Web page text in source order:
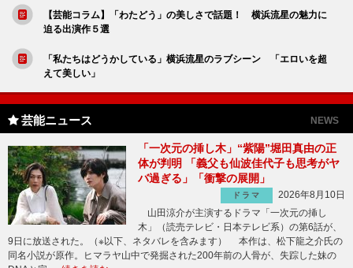
【芸能コラム】「わたどう」の美しさで話題！ 横浜流星の魅力に
迫る出演作５選
「私たちはどうかしている」横浜流星のラブシーン 「エロいを超
えて美しい」
芸能ニュース NEWS
「一次元の挿し木」“紫陽”堀田真由の正
体が判明 「義父も仙波佳代子も思考がヤ
バ過ぎる」「衝撃の展開」
ドラマ
2026年8月10日
山田涼介が主演するドラマ「一次元の挿し
木」（読売テレビ・日本テレビ系）の第6話が、
9日に放送された。（※以下、ネタバレを含みます） 本作は、松下龍之介氏の
同名小説が原作。ヒマラヤ山中で発掘された200年前の人骨が、失踪した妹の